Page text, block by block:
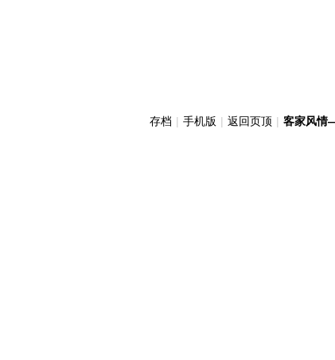
存档 | 手机版 | 返回页顶 | 客家风情